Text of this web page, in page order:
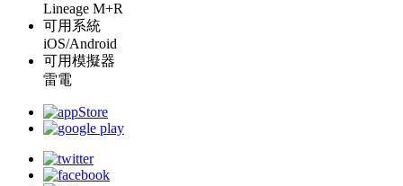
Lineage M+R
可用系統
iOS/Android
可用模擬器
雷電